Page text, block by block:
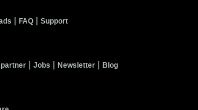
| FAQ | Support
| Jobs | Newsletter | Blog